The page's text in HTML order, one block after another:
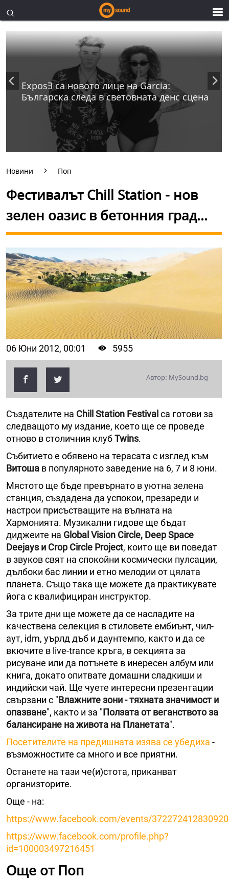
ExposƎ са новото лице на Garcia:
Българска следа в световната денс сцена
Новини Поп
Фестивалът Chill Station - нов
зелен оазис в бетонния град...
06 Юни 2012, 00:01 5955
Автор: MySound.bg
Създателите на Chill Station Festival са готови за
следващото му издание, което ще се проведе
отново в столичния клубTwins.
Събитието е обявено на терасата с изглед към
Витоша в популярното заведение на 6, 7 и 8 юни.
Мястото ще бъде превърнато в уютна зелена
станция, създадена да успокои, презареди и
настрои присъстващите на вълната на
Хармонията. Музикални гидове ще бъдат
диджеите на Global Vision Circle, Deep Space
Deеjays и Crop Circle Project, които ще ви поведат
в звуков свят на спокойни космически пулсации,
дълбоки бас линии и етно мелодии от цялата
планета. Също така ще можете да практикувате
йога с квалифициран инструктор.
За трите дни ще можете да се насладите на
качествена селекция в стиловете ембиънт, чил-
аут, idm, уърлд дъб и даунтемпо, както и да се
вкючите в live-trance кръга, в секцията за
рисуване или да потънете в инересен албум или
книга, докато опитвате домашни сладкиши и
индийски чай. Ще чуете интересни презентации
свързани с "Влажните зони - тяхната значимост и
опазване", както и за "Ползата от веганството за
балансиране на живота на Планетата".
Посетителите на предишната изява се убедиха -
възможностите са много и все приятни.
Останете на тази че(и)стота, приканват
организторите.
Oще - на:
https://www.facebook.com/events/
https://www.facebook.com/profile.php?
id=100003497216451
Още от Поп